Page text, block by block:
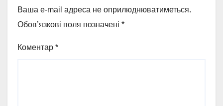
Ваша e-mail адреса не оприлюднюватиметься.
Обов’язкові поля позначені *
Коментар *